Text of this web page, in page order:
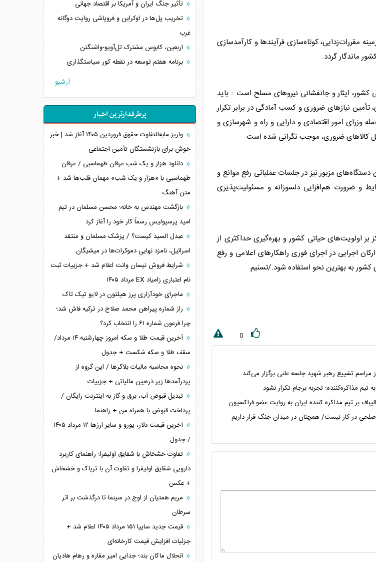
مقررات‌زدایی، کوتاه‌سازی فرآیندها و کارآمدسازی
ماندگار گردد.
ایثار و جانفشانی نیروهای مسلح است - باید
تأمین نیازهای ضروری و کسب آمادگی در برابر تکرار
امور اقتصادی و دارایی و راه و شهرسازی و
کالاهای ضروری، موجب نگرانی شده است.
مزبور نیز در جلسات عملیاتی رفع موانع و
و ضرورت هم‌افزایی دلسوزانه و مسئولیت‌پذیری
بر اولویت‌های حیاتی کشور و بهره‌گیری حداکثری از
اجرایی در اجرای فوری راهکارهای اعلامی و رفع
کشور به بهترین نحو استفاده شود./تسنیم
0
تشییع رهبر شهید جلسه علنی برگزار می‌کند
تیم مذاکره‌کننده؛ تجربه برجام تکرار نشود
بر تیم مذاکره کننده ایران به روایت عضو فراکسیون
در کار نیست/ همچنان در میدان جنگ قرار داریم
تأثیر جنگ ایران و آمریکا بر اقتصاد جهانی
تخریب پل‌ها در اوکراین و فروپاشی روایت دوگانه
غرب
اربعین، کابوس مشترک تل‌آویو-واشنگتن
برنامه هفتم توسعه در نقطه کور سیاستگذاری
کنوانسیون دریای خزر در راستای منافع ملی است؟
اهمیت راهبردی اردن برای آمریکا
پیام، ظرفیت بالفعل‌نشده تجارت ایران
همسویی عربستان با سنتکام علیه متحدان ایران
ترامپ و توهم خلع سلاح حماس
چرا کویت به دنبال شریک امنیتی جدید است؟
اعتراف غرب به قدرت ایران در تثبیت معادلات
خطای راهبردی ترامپ مقابل برزیل
متن و حاشیه سفر نتانیاهو به آمریکا
آرشیو...
پرطرفدارترین اخبار
واریز مابه‌التفاوت حقوق فروردین ۱۴۰۵ آغاز شد | خبر
خوش برای بازنشستگان تأمین اجتماعی
دانلود هزار و یک شب عرفان طهماسبی / عرفان
طهماسبی با «هزار و یک شب» مهمان قلب‌ها شد +
متن آهنگ
بازگشت مهندس به خانه؛ محسن مسلمان در تیم
امید پرسپولیس رسماً کار خود را آغاز کرد
عبدل السید کیست؟ / پزشک مسلمان و منتقد
اسرائیل، نامزد نهایی دموکرات‌ها در میشیگان
شرایط فروش نیسان وانت اعلام شد + جزییات ثبت
نام اعتباری زامیاد EX مرداد ۱۴۰۵
ماجرای خودآزاری پرز هیلتون در لایو تیک تاک
راز شماره پیراهن محمد صلاح در ترکیه فاش شد؛
چرا فرعون شماره ۶۱ را انتخاب کرد؟
آخرین قیمت طلا و سکه امروز چهارشنبه ۱۴ مرداد/
سقف طلا و سکه شکست + جدول
نحوه محاسبه مالیات بلاگر‌ها / این گروه از
پردرآمد‌ها زیر ذره‌بین مالیاتی + جزییات
تبدیل قبوض آب، برق و گاز به اینترنت رایگان /
پرداخت قبوض با همراه من + راهنما
آخرین قیمت دلار، یورو و سایر ارز‌ها ۱۲ مرداد ۱۴۰۵
/ جدول
تفاوت خشخاش با شقایق اولیفرا؛ راهنمای کاربرد
دارویی شقایق اولیفرا و تفاوت آن با تریاک و خشخاش
+ عکس
مریم همتیان از اوج در سینما تا درگذشت بر اثر
سرطان
قیمت جدید سایپا ۱۵۱ مرداد ۱۴۰۵ اعلام شد +
جزئیات افزایش قیمت کارخانه‌ای
انحلال ماکان بند؛ جدایی امیر مقاره و رهام هادیان